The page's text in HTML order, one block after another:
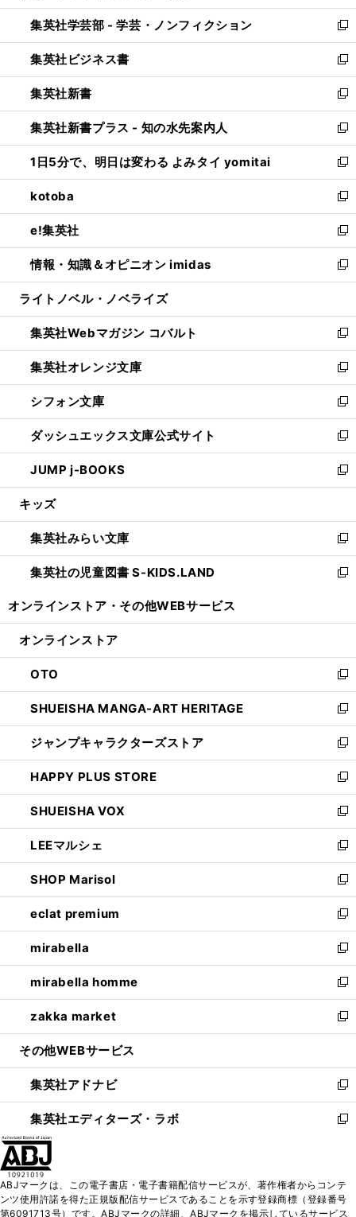
開
く
ウ
で
開
く
ン
ド
ウ
で
開
く
ウ
ィ
ン
ド
ウ
で
開
く
集英社学芸部 - 学芸・ノンフィクション
新
し
い
ウ
ィ
ン
ド
ウ
で
開
く
集英社ビジネス書
新
し
い
ウ
ィ
ン
ド
ウ
で
開
く
集英社新書
新
し
い
ウ
ィ
ン
ド
ウ
で
開
く
集英社新書プラス - 知の水先案内人
新
し
い
ウ
ィ
ン
ド
ウ
で
開
1日5分で、明日は変わる よみタイ yomitai
新
し
い
ウ
ィ
ン
ド
ウ
開
く
kotoba
新
し
い
ウ
ィ
ン
ウ
で
開
く
e!集英社
新
し
い
ウ
ン
ド
ウ
で
開
く
情報・知識＆オピニオン imidas
新
し
ウ
ィ
ン
ド
ウ
で
開
く
ライトノベル・ノベライズ
集英社Webマガジン コバルト
新
し
い
ウ
ィ
ン
ド
ウ
で
開
集英社オレンジ文庫
新
し
い
ウ
ィ
ン
ド
ウ
開
く
シフォン文庫
新
し
い
ウ
ィ
ン
ウ
で
開
く
ダッシュエックス文庫公式サイト
新
し
い
ウ
ン
ド
ウ
で
JUMP j-BOOKS
新
し
ウ
ィ
ン
ド
開
キッズ
集英社みらい文庫
新
し
い
ン
ウ
で
開
く
集英社の児童図書 S-KIDS.LAND
新
ウ
ン
ド
ウ
で
開
く
オンラインストア・ その他WEBサービス
オンラインストア
OTO
新
し
い
ウ
ィ
ン
ド
ウ
で
開
く
SHUEISHA MANGA-ART HERITAGE
新
し
い
ウ
ィ
ン
ド
ウ
で
開
く
ジャンプキャラクターズストア
新
し
い
ウ
ィ
ン
ド
ウ
で
開
く
HAPPY PLUS STORE
新
し
い
ウ
ィ
ン
ド
ウ
で
開
く
SHUEISHA VOX
新
し
い
ウ
ィ
ン
ド
ウ
で
開
く
LEEマルシェ
新
し
い
ウ
ィ
ン
ド
ウ
で
開
く
SHOP Marisol
新
し
い
ウ
ィ
ン
ド
ウ
で
開
eclat premium
新
し
い
ウ
ィ
ン
ド
ウ
開
く
mirabella
新
し
い
ウ
ィ
ン
ウ
で
開
く
mirabella homme
新
し
い
ウ
ン
ド
ウ
で
zakka market
新
し
ウ
ィ
ン
ド
く
その他WEBサービス
集英社アドナビ
新
し
い
ド
ウ
集英社エディターズ・ラボ
新
ィ
ン
ABJマークは、この電子書店・電子書籍配信サービスが、著作権者からコンテ
ンツ使用許諾を得た正規版配信サービスであることを示す登録商標（登録番号
第6091713号）です。ABJマークの詳細、ABJマークを掲示しているサービス